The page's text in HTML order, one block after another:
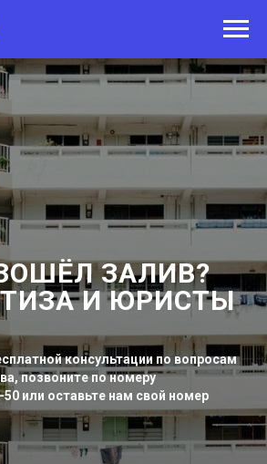
ЗАЛИВ?
И ЮРИСТЫ
консультации по вопросам
позвоните по номеру
или оставьте нам свой номер